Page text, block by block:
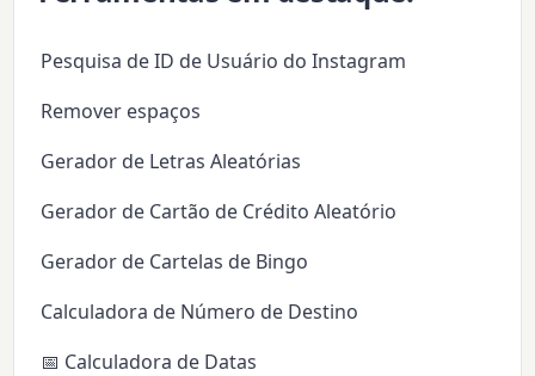
Pesquisa de ID de Usuário do Instagram
Remover espaços
Gerador de Letras Aleatórias
Gerador de Cartão de Crédito Aleatório
Gerador de Cartelas de Bingo
Calculadora de Número de Destino
📅 Calculadora de Datas